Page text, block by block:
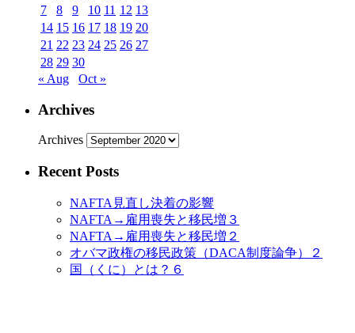
7
8 9 10 11 12 13
14 15 16 17 18 19 20
21 22 23 24 25 26 27
28 29 30
« Aug
Oct »
Archives
Archives
Recent Posts
NAFTA見直し決着の影響
NAFTA→雇用喪失と移民増３
NAFTA→雇用喪失と移民増２
オバマ政権の移民政策（DACA制度論争）２
国（くに）とは？６